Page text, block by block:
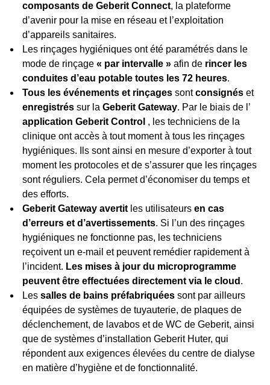
composants de Geberit Connect, la plateforme
d’avenir pour la mise en réseau et l’exploitation
d’appareils sanitaires.
Les rinçages hygiéniques ont été paramétrés dans le
mode de rinçage « par intervalle » afin de rincer les
conduites d’eau potable toutes les 72 heures.
Tous les événements et rinçages sontconsignés et
enregistrés sur la Geberit Gateway. Par le biais de l’
application Geberit Control , les techniciens de la
clinique ont accès à tout moment à tous les rinçages
hygiéniques. Ils sont ainsi en mesure d’exporter à tout
moment les protocoles et de s’assurer que les rinçages
sont réguliers. Cela permet d’économiser du temps et
des efforts.
Geberit Gateway avertit les utilisateurs en cas
d’erreurs et d’avertissements. Si l’un des rinçages
hygiéniques ne fonctionne pas, les techniciens
reçoivent un e-mail et peuvent remédier rapidement à
l’incident. Les mises à jour du microprogramme
peuvent être effectuées directement via le cloud .
Les salles de bains préfabriquées sont par ailleurs
équipées de systèmes de tuyauterie, de plaques de
déclenchement, de lavabos et de WC de Geberit, ainsi
que de systèmes d’installation Geberit Huter, qui
répondent aux exigences élevées du centre de dialyse
en matière d’hygiène et de fonctionnalité.